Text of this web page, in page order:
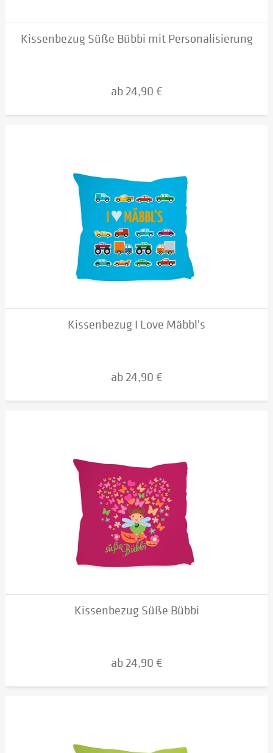
Kissenbezug Süße Bübbi mit Personalisierung
ab 24,90 €
Kissenbezug I Love Mäbbl's
ab 24,90 €
Kissenbezug Süße Bübbi
ab 24,90 €